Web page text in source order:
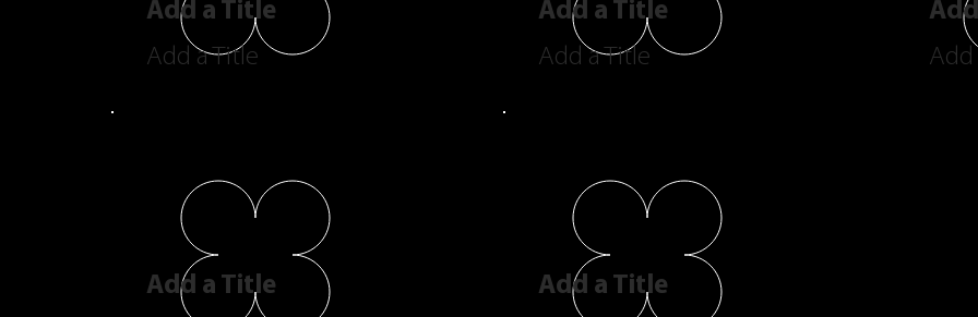
Add a Title
Add a Title
Add a Title
Add a Title
Add
Add a Title
Add a Title